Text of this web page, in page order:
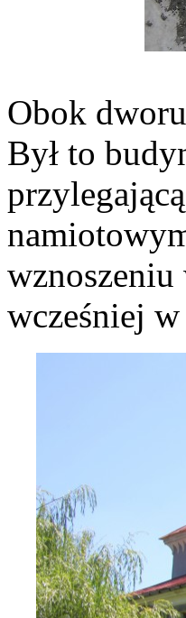
Obok
Był to
wznoszeniu
wcześniej